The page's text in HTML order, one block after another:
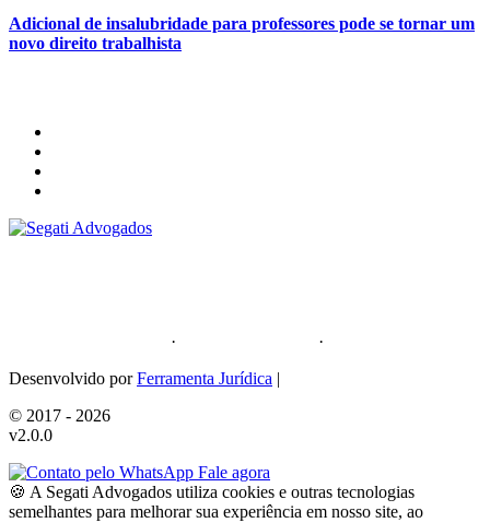
Adicional de insalubridade para professores pode se tornar um
novo direito trabalhista
· ·
Desenvolvido porFerramenta Jurídica |
© 2017 - 2026
v2.0.0
Fale agora
🍪 A Segati Advogados utiliza cookies e outras tecnologias
semelhantes para melhorar sua experiência em nosso site, ao